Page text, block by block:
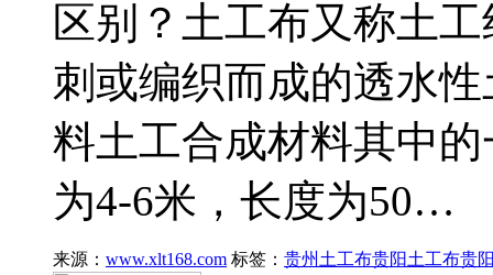
区别？土工布又称土
刺或编织而成的透水
料土工合成材料其中
为4-6米，长度为50…
来源： www.xlt168.com 标签： 贵州土工布贵阳土工布贵